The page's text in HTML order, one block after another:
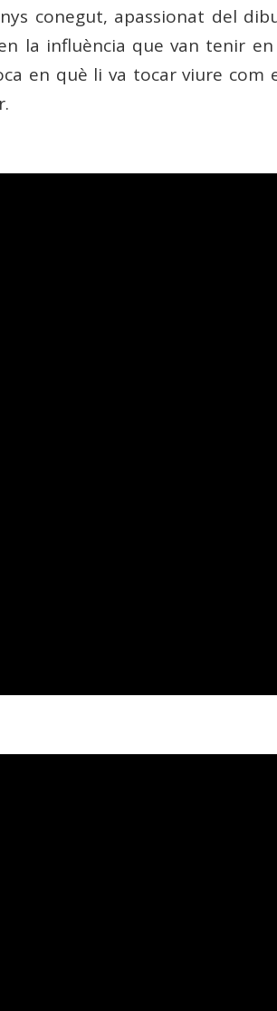
conegut, apassionat del
la influència que van tenir
en què li va tocar viure com